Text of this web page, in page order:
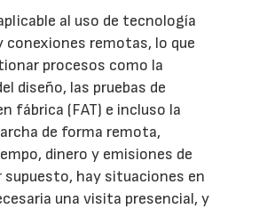
al uso de tecnología
remotas, lo que
procesos como la
diseño, las pruebas de
fábrica (FAT) e incluso la
de forma remota,
dinero y emisiones de
supuesto, hay situaciones en
una visita presencial, y